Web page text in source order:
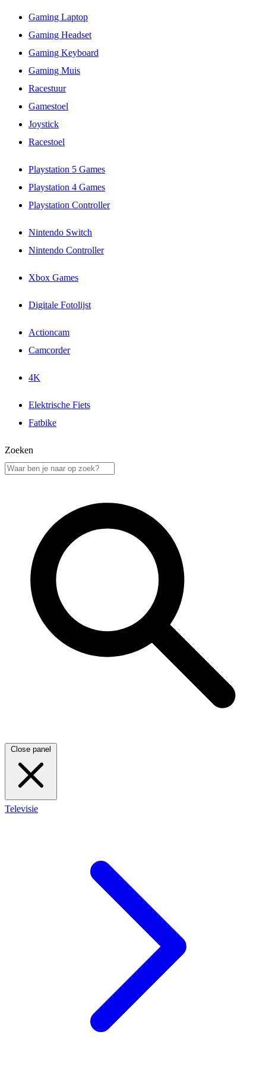
Gaming Laptop
Gaming Headset
Gaming Keyboard
Gaming Muis
Racestuur
Gamestoel
Joystick
Racestoel
Playstation 5 Games
Playstation 4 Games
Playstation Controller
Nintendo Switch
Nintendo Controller
Xbox Games
Digitale Fotolijst
Actioncam
Camcorder
4K
Elektrische Fiets
Fatbike
Zoeken
Close panel
Televisie